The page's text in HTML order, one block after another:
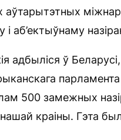
аўтарытэтных
аб’ектыўнаму
адбыліся ў
парламента
500 замежных
краіны. Гэта